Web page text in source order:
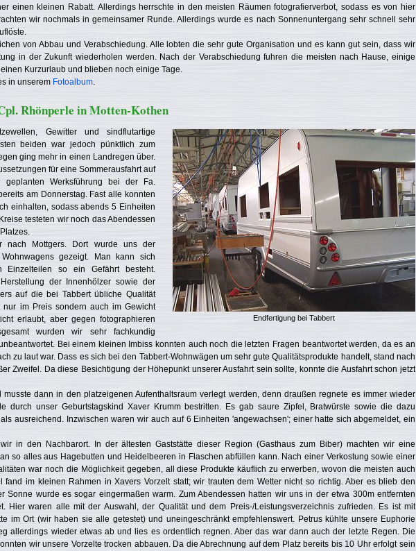
einen kleinen Rabatt. Allerdings herrschte in den meisten Räumen fotografierverbot, sodass es von hier
wir nochmals in gemeinsamer Runde. Allerdings wurde es nach Sonnenuntergang sehr schnell sehr
von Abbau und Verabschiedung. Alle lobten die sehr gute Organisation und es kann gut sein, dass wir
in der Zukunft wiederholen werden. Nach der Verabschiedung fuhren die meisten nach Hause, einige
Kurzurlaub und blieben noch einige Tage.
in unserem Fotoalbum.
Rhönperle in Motten-Kothen
Endfertigung bei Tabbert
Gewitter und sindflutartige
beiden war jedoch pünktlich zum
ging mehr in einen Landregen über.
für eine Sommerausfahrt auf
geplanten Werksführung bei der Fa.
am Donnerstag. Fast alle konnten
einhalten, sodass abends 5 Einheiten
testeten wir noch das Abendessen
nach Mottgers. Dort wurde uns der
gezeigt. Man kann sich
Einzelteilen so ein Gefährt besteht.
der Innenhölzer sowie der
auf die bei Tabbert übliche Qualität
im Preis sondern auch im Gewicht
erlaubt, aber gegen fotographieren
wurden wir sehr fachkundig
Bei einem kleinen Imbiss konnten auch noch die letzten Fragen beantwortet werden, da es an
zu laut war. Dass es sich bei den Tabbert-Wohnwägen um sehr gute Qualitätsprodukte handelt, stand nach
Zweifel. Da diese Besichtigung der Höhepunkt unserer Ausfahrt sein sollte, konnte die Ausfahrt schon jetzt
musste dann in den platzeigenen Aufenthaltsraum verlegt werden, denn draußen regnete es immer wieder
durch unser Geburtstagskind Xaver Krumm bestritten. Es gab saure Zipfel, Bratwürste sowie die dazu
ausreichend. Inzwischen waren wir auch auf 6 Einheiten 'angewachsen'; einer hatte sich abgemeldet, ein
in den Nachbarort. In der ältesten Gaststätte dieser Region (Gasthaus zum Biber) machten wir eine
so alles aus Hagebutten und Heidelbeeren in Flaschen abfüllen kann. Nach einer Verkostung sowie einer
war noch die Möglichkeit gegeben, all diese Produkte käuflich zu erwerben, wovon die meisten auch
fand im kleinen Rahmen in Xavers Vorzelt statt; wir trauten dem Wetter nicht so richtig. Aber es blieb den
Sonne wurde es sogar eingermaßen warm. Zum Abendessen hatten wir uns in der etwa 300m entfernten
Hier waren alle mit der Auswahl, der Qualität und dem Preis-/Leistungsverzeichnis zufrieden. Es ist mit
im Ort (wir haben sie alle getestet) und uneingeschränkt empfehlenswert. Petrus kühlte unsere Euphorie
allerdings wieder etwas ab und lies es ordentlich regnen. Aber das war dann auch der letzte Regen. Die
wir unsere Vorzelte trocken abbauen. Da die Abrechnung auf dem Platz bereits bis 10 Uhr erfolgt sein